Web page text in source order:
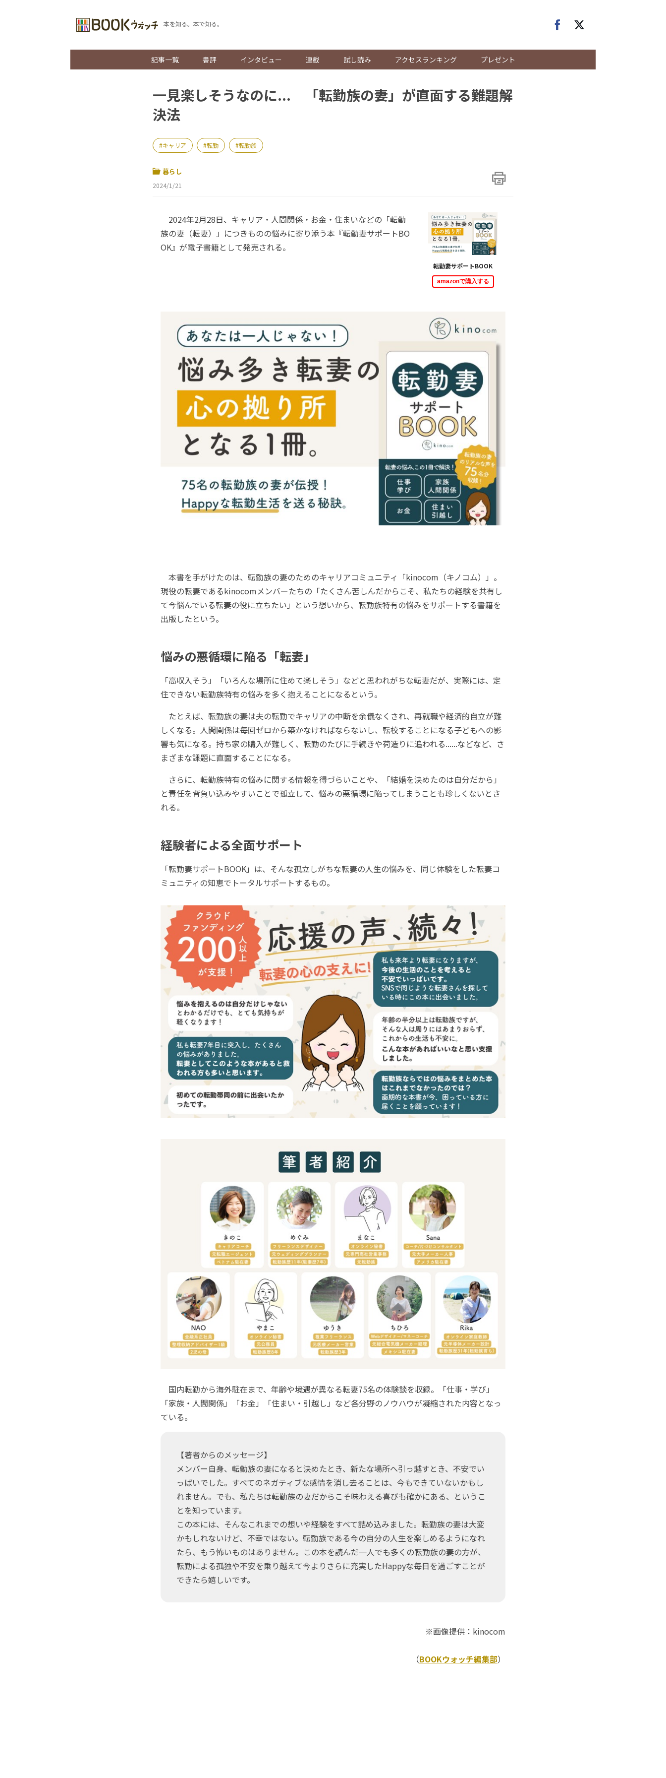
本を知る。本で知る。
記事一覧 書評 インタビュー 連載 試し読み アクセスランキング プレゼント
一見楽しそうなのに... 「転勤族の妻」が直面する難題解
決法
キャリア 転勤 転勤族
暮らし
2024/1/21
転勤妻サポートBOOK
amazonで購入する
2024年2月28日、キャリア・人間関係・お金・住まいなどの「転勤
族の妻（転妻）」につきものの悩みに寄り添う本『転勤妻サポートBO
OK』が電子書籍として発売される。
本書を手がけたのは、転勤族の妻のためのキャリアコミュニティ「kinocom（キノコム）」。
現役の転妻であるkinocomメンバーたちの「たくさん苦しんだからこそ、私たちの経験を共有し
て今悩んでいる転妻の役に立ちたい」という想いから、転勤族特有の悩みをサポートする書籍を
出版したという。
悩みの悪循環に陥る「転妻」
「高収入そう」「いろんな場所に住めて楽しそう」などと思われがちな転妻だが、実際には、定
住できない転勤族特有の悩みを多く抱えることになるという。
たとえば、転勤族の妻は夫の転勤でキャリアの中断を余儀なくされ、再就職や経済的自立が難
しくなる。人間関係は毎回ゼロから築かなければならないし、転校することになる子どもへの影
響も気になる。持ち家の購入が難しく、転勤のたびに手続きや荷造りに追われる......などなど、さ
まざまな課題に直面することになる。
さらに、転勤族特有の悩みに関する情報を得づらいことや、「結婚を決めたのは自分だから」
と責任を背負い込みやすいことで孤立して、悩みの悪循環に陥ってしまうことも珍しくないとさ
れる。
経験者による全面サポート
「転勤妻サポートBOOK」は、そんな孤立しがちな転妻の人生の悩みを、同じ体験をした転妻コ
ミュニティの知恵でトータルサポートするもの。
国内転勤から海外駐在まで、年齢や境遇が異なる転妻75名の体験談を収録。「仕事・学び」
「家族・人間関係」「お金」「住まい・引越し」など各分野のノウハウが凝縮された内容となっ
ている。
【著者からのメッセージ】
メンバー自身、転勤族の妻になると決めたとき、新たな場所へ引っ越すとき、不安でい
っぱいでした。すべてのネガティブな感情を消し去ることは、今もできていないかもし
れません。でも、私たちは転勤族の妻だからこそ味わえる喜びも確かにある、というこ
とを知っています。
この本には、そんなこれまでの想いや経験をすべて詰め込みました。転勤族の妻は大変
かもしれないけど、不幸ではない。転勤族である今の自分の人生を楽しめるようになれ
たら、もう怖いものはありません。この本を読んだ一人でも多くの転勤族の妻の方が、
転勤による孤独や不安を乗り越えて今よりさらに充実したHappyな毎日を過ごすことが
できたら嬉しいです。
※画像提供：kinocom
（BOOKウォッチ編集部）